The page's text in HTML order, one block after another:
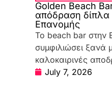
Golden Beach
απόδραση
Επανομής
Το beach bar στην
συμφιλιώσει ξανά
καλοκαιρινές
July 7, 2026